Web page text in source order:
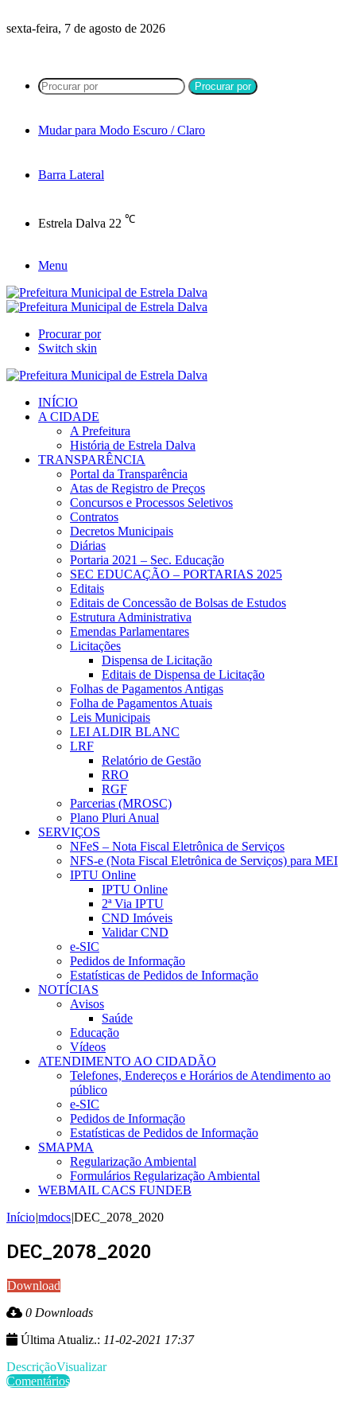
sexta-feira, 7 de agosto de 2026
Procurar por
Mudar para Modo Escuro / Claro
Barra Lateral
Estrela Dalva 22 ℃
Menu
Procurar por
Switch skin
INÍCIO
A CIDADE
A Prefeitura
História de Estrela Dalva
TRANSPARÊNCIA
Portal da Transparência
Atas de Registro de Preços
Concursos e Processos Seletivos
Contratos
Decretos Municipais
Diárias
Portaria 2021 – Sec. Educação
SEC EDUCAÇÃO – PORTARIAS 2025
Editais
Editais de Concessão de Bolsas de Estudos
Estrutura Administrativa
Emendas Parlamentares
Licitações
Dispensa de Licitação
Editais de Dispensa de Licitação
Folhas de Pagamentos Antigas
Folha de Pagamentos Atuais
Leis Municipais
LEI ALDIR BLANC
LRF
Relatório de Gestão
RRO
RGF
Parcerias (MROSC)
Plano Pluri Anual
SERVIÇOS
NFeS – Nota Fiscal Eletrônica de Serviços
NFS-e (Nota Fiscal Eletrônica de Serviços) para MEI
IPTU Online
IPTU Online
2ª Via IPTU
CND Imóveis
Validar CND
e-SIC
Pedidos de Informação
Estatísticas de Pedidos de Informação
NOTÍCIAS
Avisos
Saúde
Educação
Vídeos
ATENDIMENTO AO CIDADÃO
Telefones, Endereços e Horários de Atendimento ao
público
e-SIC
Pedidos de Informação
Estatísticas de Pedidos de Informação
SMAPMA
Regularização Ambiental
Formulários Regularização Ambiental
WEBMAIL CACS FUNDEB
Início|mdocs|DEC_2078_2020
DEC_2078_2020
Download
0 Downloads
Última Atualiz.: 11-02-2021 17:37
DescriçãoVisualizar
Comentários